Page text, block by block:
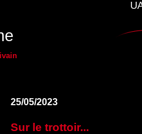
25/05/2023
Sur le trottoir...